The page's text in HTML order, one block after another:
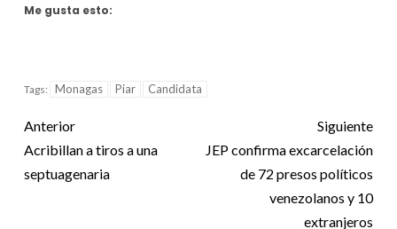
Me gusta esto:
Tags: Monagas Piar Candidata
Anterior
Acribillan a tiros a una
septuagenaria
Siguiente
JEP confirma excarcelación
de 72 presos políticos
venezolanos y 10
extranjeros